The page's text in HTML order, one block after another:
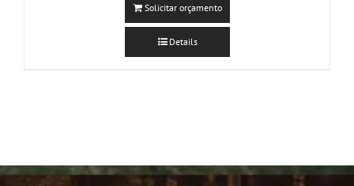
Solicitar orçamento
Details